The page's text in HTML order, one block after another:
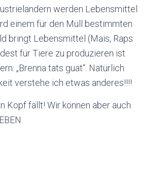
werden Lebensmittel
einem für den Müll bestimmten
bringt Lebensmittel (Mais, Raps
für Tiere zu produzieren ist
„Brenna tats guat“. Natürlich
verstehe ich etwas anderes!!!!
Kopf fällt! Wir können aber auch